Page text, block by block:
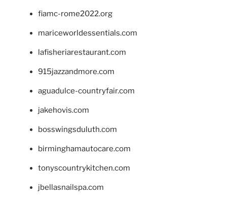
fiamc-rome2022.org
mariceworldessentials.com
lafisheriarestaurant.com
915jazzandmore.com
aguadulce-countryfair.com
jakehovis.com
bosswingsduluth.com
birminghamautocare.com
tonyscountrykitchen.com
jbellasnailspa.com